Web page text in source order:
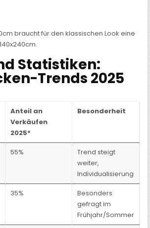
braucht für den klassischen Look eine
Statistiken:
Trends 2025
Anteil an
Verkäufen
2025*
Besonderheit
55%
Trend steigt
weiter,
Individualisierung
35%
Besonders
gefragt im
Frühjahr/Sommer